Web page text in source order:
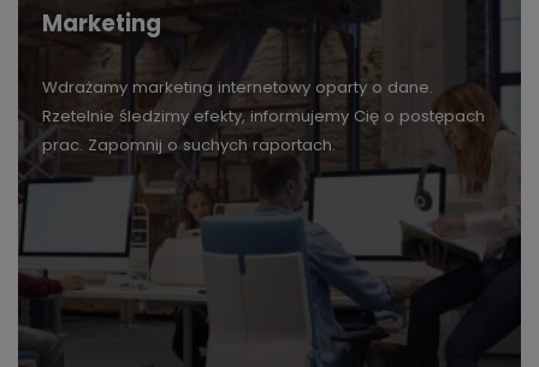
Marketing
Wdrażamy marketing internetowy oparty o dane.
Rzetelnie śledzimy efekty, informujemy Cię o postępach
prac. Zapomnij o suchych raportach.